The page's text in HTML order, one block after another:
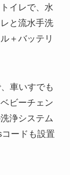
イレで、水
と流水手洗
＋バッテリ
車いすでも
ビーチェン
浄システム
ードも設置